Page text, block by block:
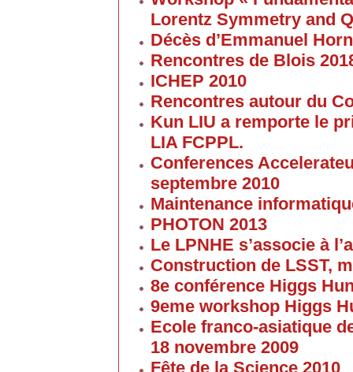
Lorentz Symmetry and
Décès d’Emmanuel
Rencontres de Blois
ICHEP 2010
Rencontres autour du
Kun LIU a remporte le
LIA FCPPL.
Conferences
septembre 2010
Maintenance
PHOTON 2013
Le LPNHE s’associe à
Construction de LSST,
8e conférence Higgs
9eme workshop Higgs
Ecole franco-asiatique
18 novembre 2009
Fête de la Science 2010